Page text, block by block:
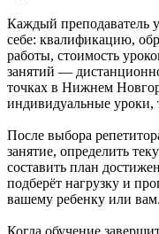
Каждый преподаватель
себе: квалификацию,
работы, стоимость
занятий —
точках в Нижнем
индивидуальные уроки,
После выбора
занятие, определить
составить план
подберёт нагрузку и
вашему ребенку или вам.
Когда обучение